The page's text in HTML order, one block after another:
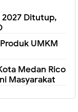
2027 Ditutup,
UMKM
Medan Rico
Masyarakat